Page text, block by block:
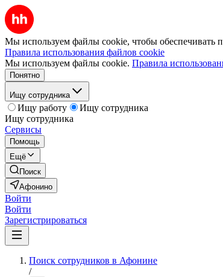
Мы используем файлы cookie, чтобы обеспечивать
Правила использования файлов cookie
Мы используем файлы cookie. Правила
Понятно
Ищу сотрудника
Ищу работу
Ищу сотрудника
Ищу сотрудника
Сервисы
Помощь
Ещё
Поиск
Афонино
Войти
Войти
Зарегистрироваться
Поиск сотрудников в Афонине
/